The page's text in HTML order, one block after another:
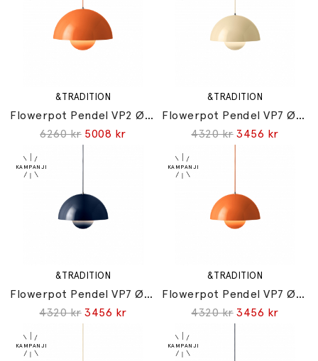
&TRADITION
Flowerpot Pendel VP2 Ø50cm Zesty Orange
6260 kr 5008 kr
&TRADITION
Flowerpot Pendel VP7 Ø37cm Ivory
4320 kr 3456 kr
&TRADITION
Flowerpot Pendel VP7 Ø37cm Steel Blue
4320 kr 3456 kr
&TRADITION
Flowerpot Pendel VP7 Ø37cm Zesty Orange
4320 kr 3456 kr